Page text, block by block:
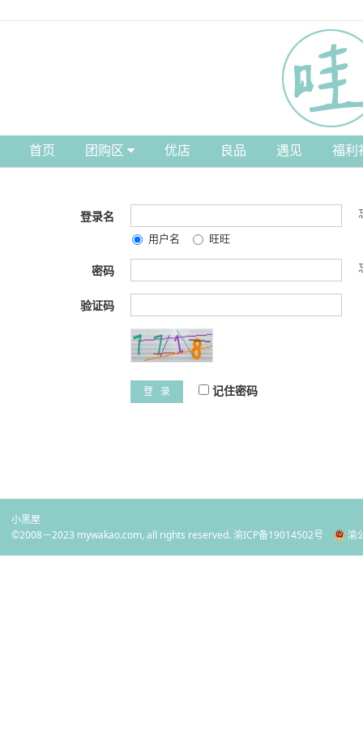
首页 团购区 优店 良品 遇见 福利
登录名
用户名 旺旺
密码
验证码
登 录 记住密码
小黑屋
©2008－2023 mywakao.com, all rights reserved.渝ICP备19014502号 渝